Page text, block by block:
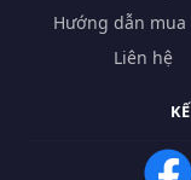
Hướng dẫn mua
Liên hệ